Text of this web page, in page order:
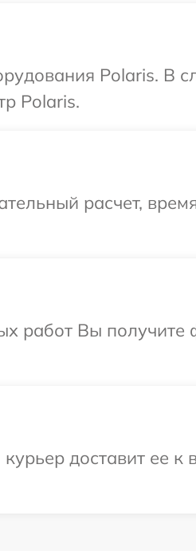
Polaris. В
Polaris.
расчет,
работ Вы
доставит ее к